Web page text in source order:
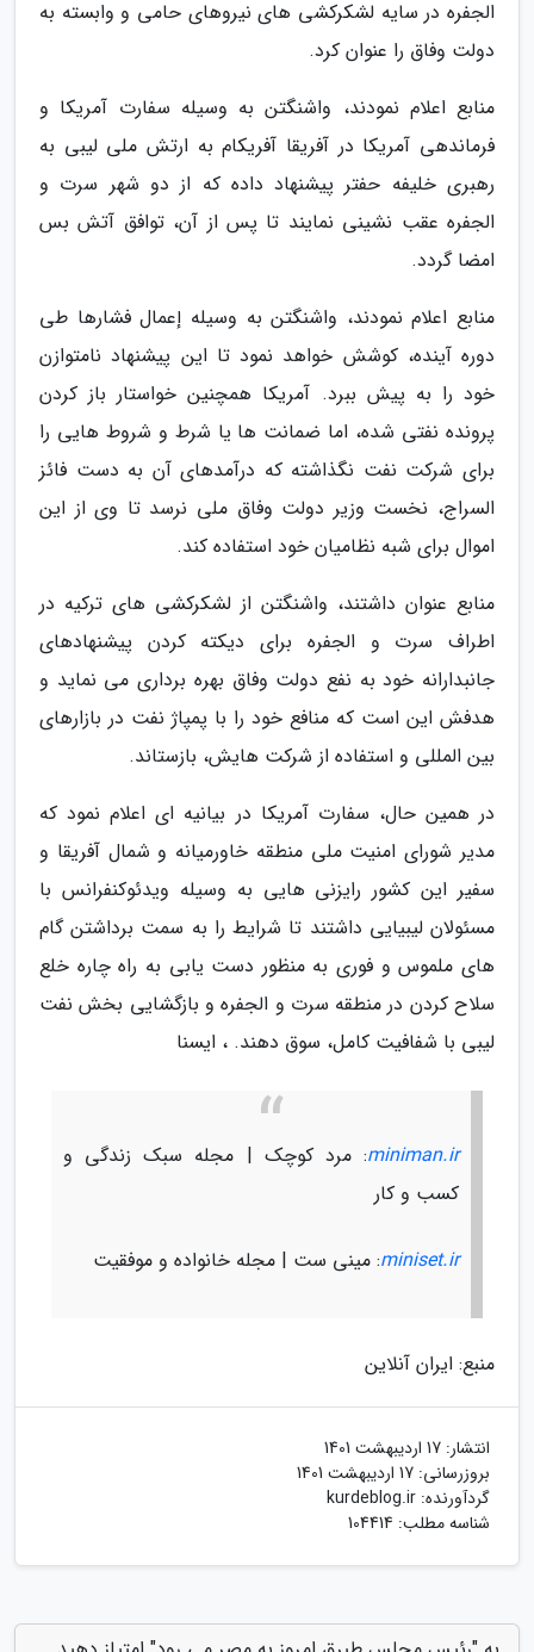
الجفره در سایه لشکرکشی های نیروهای حامی و وابسته به
دولت وفاق را عنوان کرد.
منابع اعلام نمودند، واشنگتن به وسیله سفارت آمریکا و
فرماندهی آمریکا در آفریقا آفریکام به ارتش ملی لیبی به
رهبری خلیفه حفتر پیشنهاد داده که از دو شهر سرت و
الجفره عقب نشینی نمایند تا پس از آن، توافق آتش بس
امضا گردد.
منابع اعلام نمودند، واشنگتن به وسیله إعمال فشارها طی
دوره آینده، کوشش خواهد نمود تا این پیشنهاد نامتوازن
خود را به پیش ببرد. آمریکا همچنین خواستار باز کردن
پرونده نفتی شده، اما ضمانت ها یا شرط و شروط هایی را
برای شرکت نفت نگذاشته که درآمدهای آن به دست فائز
السراج، نخست وزیر دولت وفاق ملی نرسد تا وی از این
اموال برای شبه نظامیان خود استفاده کند.
منابع عنوان داشتند، واشنگتن از لشکرکشی های ترکیه در
اطراف سرت و الجفره برای دیکته کردن پیشنهادهای
جانبدارانه خود به نفع دولت وفاق بهره برداری می نماید و
هدفش این است که منافع خود را با پمپاژ نفت در بازارهای
بین المللی و استفاده از شرکت هایش، بازستاند.
در همین حال، سفارت آمریکا در بیانیه ای اعلام نمود که
مدیر شورای امنیت ملی منطقه خاورمیانه و شمال آفریقا و
سفیر این کشور رایزنی هایی به وسیله ویدئوکنفرانس با
مسئولان لیبیایی داشتند تا شرایط را به سمت برداشتن گام
های ملموس و فوری به منظور دست یابی به راه چاره خلع
سلاح کردن در منطقه سرت و الجفره و بازگشایی بخش نفت
لیبی با شفافیت کامل، سوق دهند. ، ایسنا
miniman.ir: مرد کوچک | مجله سبک زندگی و
کسب و کار
miniset.ir: مینی ست | مجله خانواده و موفقیت
منبع: ایران آنلاین
انتشار: 17 اردیبهشت 1401
بروزرسانی: 17 اردیبهشت 1401
گردآورنده: kurdeblog.ir
شناسه مطلب: 104414